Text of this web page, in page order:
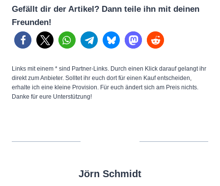
B
c
k
!
F
i
o
Gefällt dir der Artikel? Dann teile ihn mit deinen
Freunden!
Links mit einem * sind Partner-Links. Durch einen Klick darauf gelangt ihr
direkt zum Anbieter. Solltet ihr euch dort für einen Kauf entscheiden,
erhalte ich eine kleine Provision. Für euch ändert sich am Preis nichts.
Danke für eure Unterstützung!
Jörn Schmidt